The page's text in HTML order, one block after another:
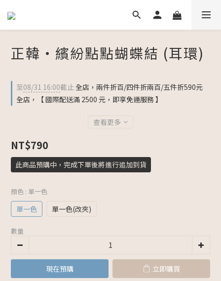
正韓・繽紛點點蝴蝶結 (耳環)
至08/31 16:00截止全店，兩件折百/四件折兩百/五件折590元
全店，【 國際配送滿 2500 元，即享免運服務 】
查看更多
NT$790
此商品預購中，完成下單後將進行追加到貨
顏色 : 單一色
單一色 單一色(改夾)
數量
現在預購 立即購買